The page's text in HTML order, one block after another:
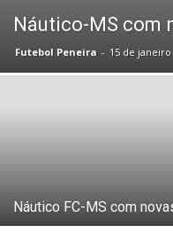
Náutico-MS com
Futebol Peneira - 15 de janeiro
Náutico FC-MS com